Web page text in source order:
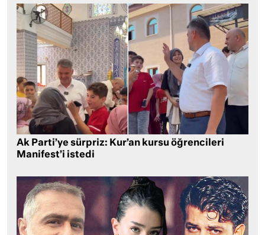
Ak Parti’ye sürpriz: Kur’an kursu öğrencileri
Manifest’i istedi